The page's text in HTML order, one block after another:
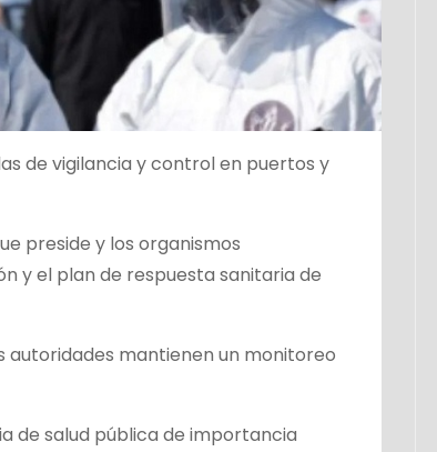
de vigilancia y control en puertos y
preside y los organismos
y el plan de respuesta sanitaria de
autoridades mantienen un monitoreo
de salud pública de importancia